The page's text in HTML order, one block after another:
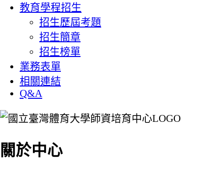
教育學程招生
招生歷屆考題
招生簡章
招生榜單
業務表單
相關連結
Q&A
:::
關於中心